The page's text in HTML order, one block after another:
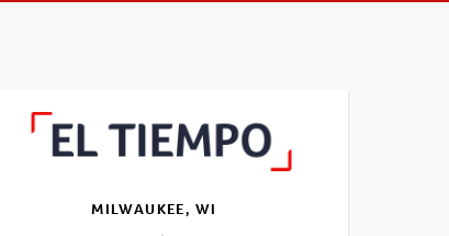
MILWAUKEE, WI